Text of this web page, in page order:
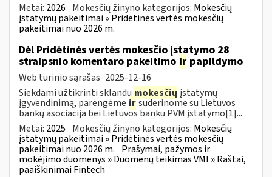
Metai: 2026 Mokesčių žinyno kategorijos: Mokesčių
įstatymų pakeitimai » Pridėtinės vertės mokesčių
pakeitimai nuo 2026 m.
Dėl Pridėtinės vertės mokesčio įstatymo 28
straipsnio komentaro pakeitimo ir papildymo
Web turinio sąrašas 2025-12-16
Siekdami užtikrinti sklandų mokesčių įstatymų
įgyvendinimą, parengėme irsuderinome su Lietuvos
bankų asociacija bei Lietuvos banku PVM įstatymo[1]...
Metai: 2025 Mokesčių žinyno kategorijos: Mokesčių
įstatymų pakeitimai » Pridėtinės vertės mokesčių
pakeitimai nuo 2026 m. Prašymai, pažymos ir
mokėjimo duomenys » Duomenų teikimas VMI » Raštai,
paaiškinimai Fintech